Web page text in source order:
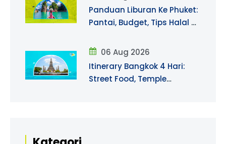
Panduan Liburan Ke Phuket:
Pantai, Budget, Tips Halal &
06 Aug 2026
Itinerary Bangkok 4 Hari:
Street Food, Temple